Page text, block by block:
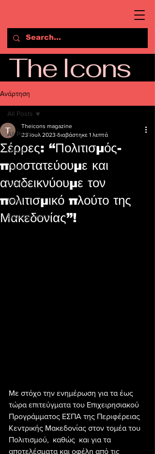
The Icons
Ανάρτηση
All Posts
News
Travel
Opinion
Sport
Entertainment
All Posts
Σέρρες: “Πολιτισμός-
προστατεύουμε και
αναδεικνύουμε τον
πολιτισμικό πλούτο της
Μακεδονίας”!
Theicons magazine
23 Ιουλ 2023 διαβάστηκε 1 λεπτά
Με στόχο την ενημέρωση για τα έως
τώρα επιτεύγματα του Επιχειρησιακού
Προγράμματος ΕΣΠΑ της Περιφέρειας
Κεντρικής Μακεδονίας στον τομέα του
Πολιτισμού,  καθώς  και για τα
αποτελέσματα και οφέλη από τις